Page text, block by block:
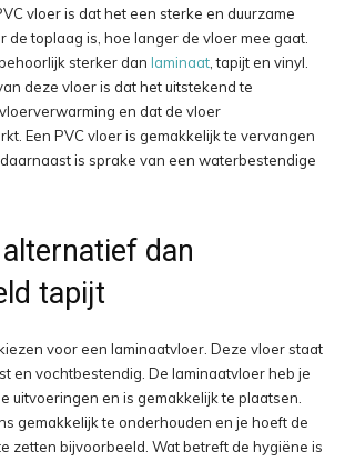
vloer is dat het een sterke en duurzame
de toplaag is, hoe langer de vloer mee gaat.
sterker dan laminaat , tapijt en vinyl.
deze vloer is dat het uitstekend te
en dat de vloer
Een PVC vloer is gemakkelijk te vervangen
is sprake van een waterbestendige
dan
tapijt
voor een laminaatvloer. Deze vloer staat
en vochtbestendig. De laminaatvloer heb je
uitvoeringen en is gemakkelijk te plaatsen.
gemakkelijk te onderhouden en je hoeft de
zetten bijvoorbeeld. Wat betreft de hygiëne is